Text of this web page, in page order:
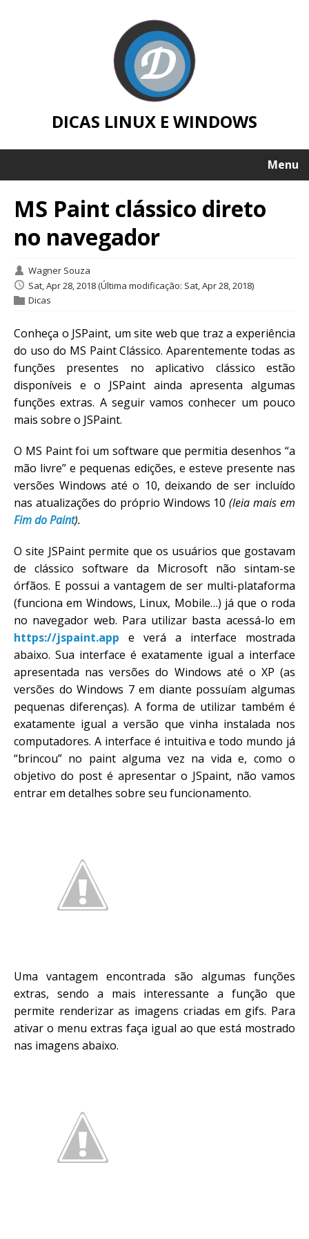
DICAS LINUX E WINDOWS
Menu
MS Paint clássico direto
no navegador
Wagner Souza
Sat, Apr 28, 2018(Última modificação: Sat, Apr 28, 2018)
Dicas
Conheça o JSPaint, um site web que traz a experiência
do uso do MS Paint Clássico. Aparentemente todas as
funções presentes no aplicativo clássico estão
disponíveis e o JSPaint ainda apresenta algumas
funções extras. A seguir vamos conhecer um pouco
mais sobre o JSPaint.
O MS Paint foi um software que permitia desenhos “a
mão livre” e pequenas edições, e esteve presente nas
versões Windows até o 10, deixando de ser incluído
nas atualizações do próprio Windows 10(leia mais em
Fim do Paint).
O site JSPaint permite que os usuários que gostavam
de clássico software da Microsoft não sintam-se
órfãos. E possui a vantagem de ser multi-plataforma
(funciona em Windows, Linux, Mobile…) já que o roda
no navegador web. Para utilizar basta acessá-lo em
https://jspaint.app e verá a interface mostrada
abaixo. Sua interface é exatamente igual a interface
apresentada nas versões do Windows até o XP (as
versões do Windows 7 em diante possuíam algumas
pequenas diferenças). A forma de utilizar também é
exatamente igual a versão que vinha instalada nos
computadores. A interface é intuitiva e todo mundo já
“brincou” no paint alguma vez na vida e, como o
objetivo do post é apresentar o JSpaint, não vamos
entrar em detalhes sobre seu funcionamento.
Uma vantagem encontrada são algumas funções
extras, sendo a mais interessante a função que
permite renderizar as imagens criadas em gifs. Para
ativar o menu extras faça igual ao que está mostrado
nas imagens abaixo.